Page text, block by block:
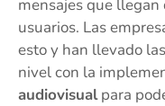
mensajes que
usuarios. Las
esto y han llevado
nivel con la
audiovisualpara